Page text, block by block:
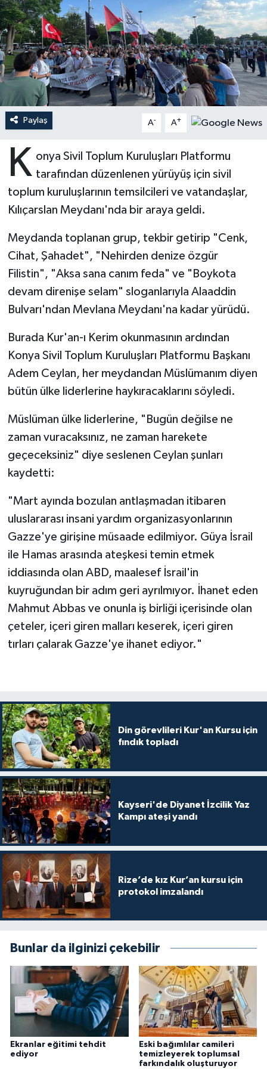
Paylaş A- A+
K onya Sivil Toplum Kuruluşları Platformu
tarafından düzenlenen yürüyüş için sivil
toplum kuruluşlarının temsilcileri ve vatandaşlar,
Kılıçarslan Meydanı'nda bir araya geldi.
Meydanda toplanan grup, tekbir getirip "Cenk,
Cihat, Şahadet", "Nehirden denize özgür
Filistin", "Aksa sana canım feda" ve "Boykota
devam direnişe selam" sloganlarıyla Alaaddin
Bulvarı'ndan Mevlana Meydanı'na kadar yürüdü.
Burada Kur'an-ı Kerim okunmasının ardından
Konya Sivil Toplum Kuruluşları Platformu Başkanı
Adem Ceylan, her meydandan Müslümanım diyen
bütün ülke liderlerine haykıracaklarını söyledi.
Müslüman ülke liderlerine, "Bugün değilse ne
zaman vuracaksınız, ne zaman harekete
geçeceksiniz" diye seslenen Ceylan şunları
kaydetti:
"Mart ayında bozulan antlaşmadan itibaren
uluslararası insani yardım organizasyonlarının
Gazze'ye girişine müsaade edilmiyor. Güya İsrail
ile Hamas arasında ateşkesi temin etmek
iddiasında olan ABD, maalesef İsrail'in
kuyruğundan bir adım geri ayrılmıyor. İhanet eden
Mahmut Abbas ve onunla iş birliği içerisinde olan
çeteler, içeri giren malları keserek, içeri giren
tırları çalarak Gazze'ye ihanet ediyor."
Din görevlileri Kur'an Kursu için
fındık topladı
Kayseri'de Diyanet İzcilik Yaz
Kampı ateşi yandı
Rize’de kız Kur’an kursu için
protokol imzalandı
Bunlar da ilginizi çekebilir
Ekranlar eğitimi tehdit
ediyor
Eski bağımlılar camileri
temizleyerek toplumsal
farkındalık oluşturuyor
Ardahan Müftülüğü
Artvin Müftülüğü
Aydın Müftülüğü
Balıkesir Müftülüğü
Batman Müftülüğü
Bayburt Müftülüğü
Bilecik Müftülüğü
Bingöl Müftülüğü
Bitlis Müftülüğü
Burdur Müftülüğü
Bursa Müftülüğü
Çanakkale Müftülüğü
Çorum Müftülüğü
Denizli Müftülüğü
Diyarbakır Müftülüğü
Düzce Müftülüğü
Edirne Müftülüğü
Elazığ Müftülüğü
Eskişehir Müftülüğü
Gaziantep Müftülüğü
Giresun Müftülüğü
Gümüşhane Müftülüğü
Hakkari Müftülüğü
Hatay Müftülüğü
Iğdır Müftülüğü
İstanbul Müftülüğü
İzmir Müftülüğü
Kahramanmaraş Müftülüğü
Karabük Müftülüğü
Kudüs
Kurban
Mukabele
Peygamberimizin Hayatı
Sahabeler
Zekat
Hutbeler
DİYANET AKADEMİ
DİYANET GENÇLİK
DİYANET RADYO/TV
Dünya
Eğitim
Kültür-Sanat
Aile
Sağlık
Ekonomi
Duyurular
Podcast
Biyografiler
Diyanet TV
İhtida Haberleri
YAŞAM